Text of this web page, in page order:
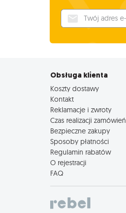
Twój adres e-mail
Obsługa klienta
Koszty dostawy
Kontakt
Reklamacje i zwroty
Czas realizacji zamówień
Bezpieczne zakupy
Sposoby płatności
Regulamin rabatów
O rejestracji
FAQ